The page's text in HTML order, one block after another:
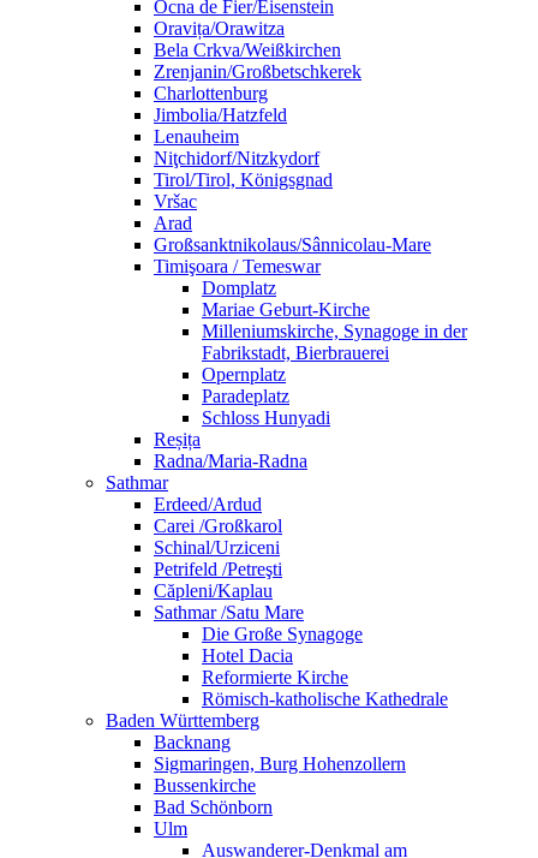
Ocna de Fier/Eisenstein
Oravița/Orawitza
Bela Crkva/Weißkirchen
Zrenjanin/Großbetschkerek
Charlottenburg
Jimbolia/Hatzfeld
Lenauheim
Niţchidorf/Nitzkydorf
Tirol/Tirol, Königsgnad
Vršac
Arad
Großsanktnikolaus/Sânnicolau-Mare
Timişoara / Temeswar
Domplatz
Mariae Geburt-Kirche
Milleniumskirche, Synagoge in der
Fabrikstadt, Bierbrauerei
Opernplatz
Paradeplatz
Schloss Hunyadi
Reșița
Radna/Maria-Radna
Sathmar
Erdeed/Ardud
Carei /Großkarol
Schinal/Urziceni
Petrifeld /Petreşti
Căpleni/Kaplau
Sathmar /Satu Mare
Die Große Synagoge
Hotel Dacia
Reformierte Kirche
Römisch-katholische Kathedrale
Baden Württemberg
Backnang
Sigmaringen, Burg Hohenzollern
Bussenkirche
Bad Schönborn
Ulm
Auswanderer-Denkmal am